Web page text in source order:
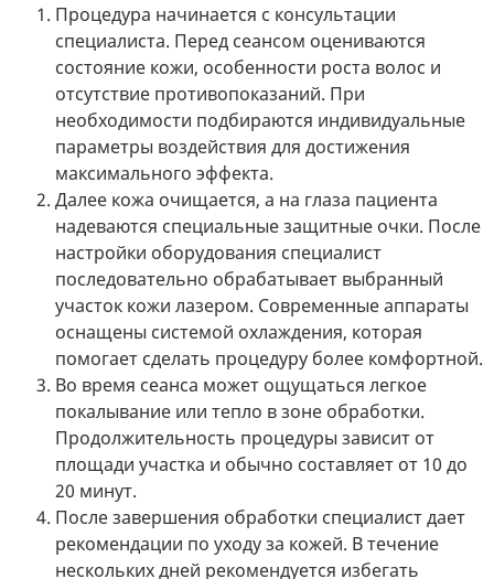
Процедура начинается с консультации
специалиста. Перед сеансом оцениваются
состояние кожи, особенности роста волос и
отсутствие противопоказаний. При
необходимости подбираются индивидуальные
параметры воздействия для достижения
максимального эффекта.
Далее кожа очищается, а на глаза пациента
надеваются специальные защитные очки. После
настройки оборудования специалист
последовательно обрабатывает выбранный
участок кожи лазером. Современные аппараты
оснащены системой охлаждения, которая
помогает сделать процедуру более комфортной.
Во время сеанса может ощущаться легкое
покалывание или тепло в зоне обработки.
Продолжительность процедуры зависит от
площади участка и обычно составляет от 10 до
20 минут.
После завершения обработки специалист дает
рекомендации по уходу за кожей. В течение
нескольких дней рекомендуется избегать